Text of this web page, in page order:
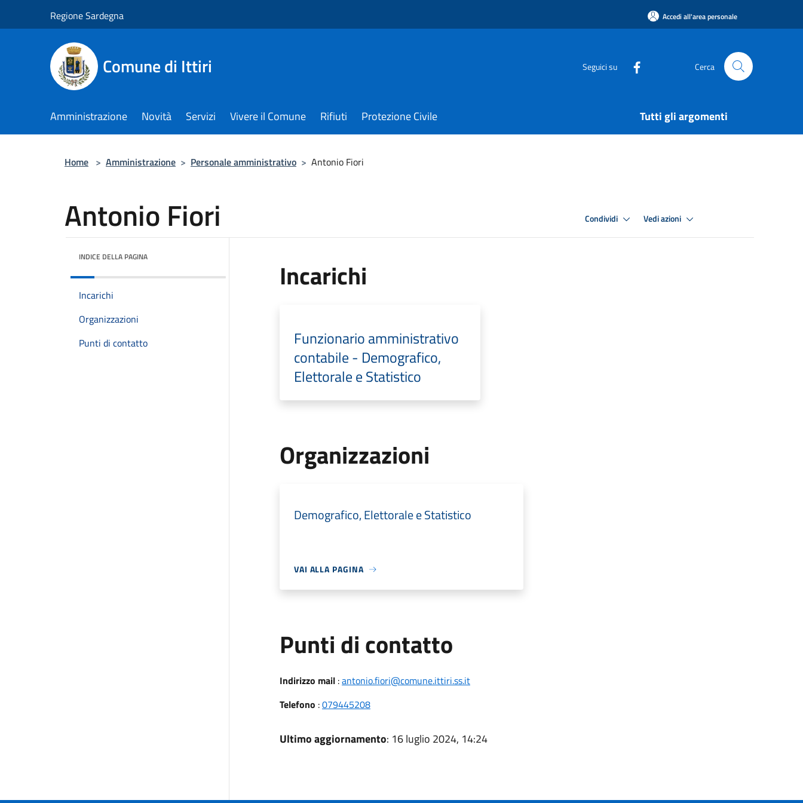
Regione Sardegna Accedi all'area personale
Comune di Ittiri Seguici su Cerca
Amministrazione Novità Servizi Vivere il Comune Rifiuti Protezione Civile Tutti gli argomenti
Home > Amministrazione > Personale amministrativo > Antonio Fiori
Antonio Fiori Condividi Vedi azioni
INDICE DELLA PAGINA
Incarichi
Organizzazioni
Punti di contatto
Incarichi
Funzionario amministrativo
contabile - Demografico,
Elettorale e Statistico
Organizzazioni
Demografico, Elettorale e Statistico
VAI ALLA PAGINA
Punti di contatto
Indirizzo mail:antonio.fiori@comune.ittiri.ss.it
Telefono :079445208
Ultimo aggiornamento: 16 luglio 2024, 14:24